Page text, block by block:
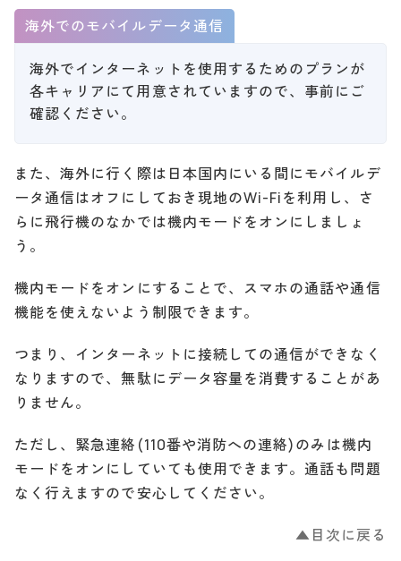
海外でのモバイルデータ通信
海外でインターネットを使用するためのプランが
各キャリアにて用意されていますので、事前にご
確認ください。
また、海外に行く際は日本国内にいる間にモバイルデ
ータ通信はオフにしておき現地のWi-Fiを利用し、さ
らに飛行機のなかでは機内モードをオンにしましょ
う。
機内モードをオンにすることで、スマホの通話や通信
機能を使えないよう制限できます。
つまり、インターネットに接続しての通信ができなく
なりますので、無駄にデータ容量を消費することがあ
りません。
ただし、緊急連絡(110番や消防への連絡)のみは機内
モードをオンにしていても使用できます。通話も問題
なく行えますので安心してください。
▲目次に戻る